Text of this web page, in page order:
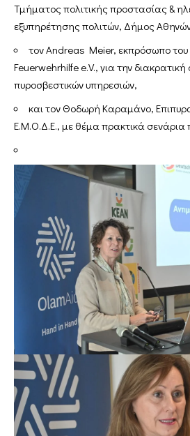
Τμήματος πολιτικής προστασίας &
εξυπηρέτησης πολιτών, Δήμος
τον Andreas Meier, εκπρόσωπο
Feuerwehrhilfe e.V., για την
πυροσβεστικών υπηρεσιών,
και τον Θοδωρή Καραμάνο,
Ε.Μ.Ο.Δ.Ε., με θέμα πρακτικά σενάρια